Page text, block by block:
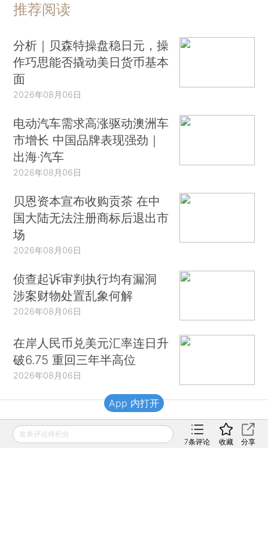
推荐阅读
分析｜贝森特操盘稳日元，操
作巧思能否撬动美日货币基本
面
2026年08月06日
电动汽车需求高涨驱动澳洲车
市增长 中国品牌表现强劲｜
出海·汽车
2026年08月06日
贝恩资本宣布收购贡茶 在中
国大陆无法注册商标后退出市
场
2026年08月06日
侦查起诉审判执行均有漏洞
涉案财物处置乱象何解
2026年08月06日
在岸人民币兑美元汇率连日升
破6.75 重回三年半高位
2026年08月06日
财新移动
发表评论得积分
7条评论 收藏 分享
App 内打开